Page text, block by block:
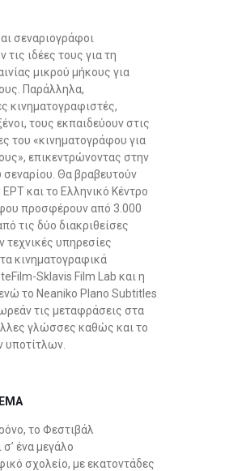
σεναριογράφοι
τις ιδέες τους για τη
μικρού μήκους για
Παράλληλα,
κινηματογραφιστές,
τους εκπαιδεύουν στις
του «κινηματογράφου για
επικεντρώνοντας στην
σεναρίου. Θα βραβευτούν
και το Ελληνικό Κέντρο
προσφέρουν από 3.000
τις δύο διακριθείσες
τεχνικές υπηρεσίες
κινηματογραφικά
Sklavis Film Lab και η
το Neaniko Plano Subtitles
τις μεταφράσεις στα
γλώσσες καθώς και το
υποτίτλων.
το Φεστιβάλ
ένα μεγάλο
σχολείο, με εκατοντάδες